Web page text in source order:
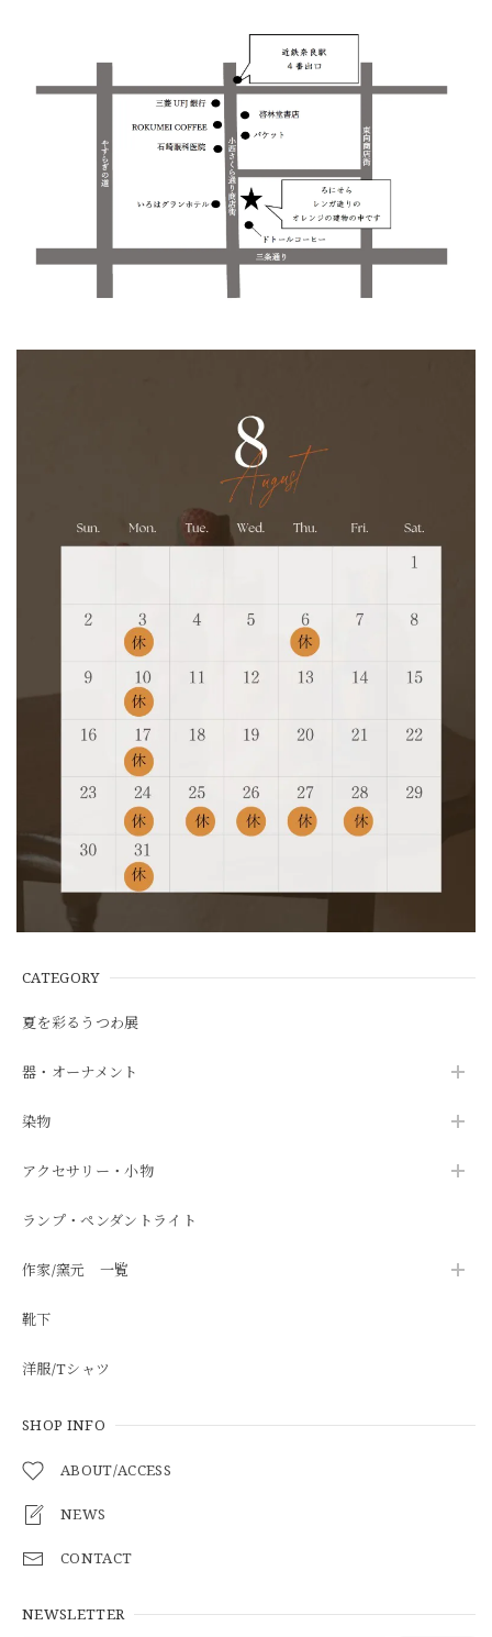
CATEGORY
夏を彩るうつわ展
器・オーナメント
染物
アクセサリー・小物
ランプ・ペンダントライト
作家/窯元 一覧
靴下
洋服/Tシャツ
SHOP INFO
ABOUT/ACCESS
NEWS
CONTACT
NEWSLETTER